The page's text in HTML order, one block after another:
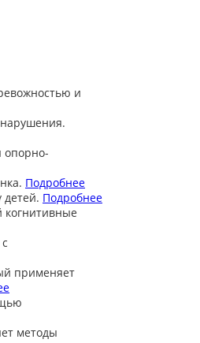
и
опорно-
Подробнее
Подробнее
применяет
методы